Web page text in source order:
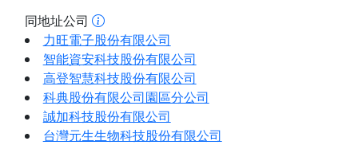
同地址公司
力旺電子股份有限公司
智能資安科技股份有限公司
高登智慧科技股份有限公司
科典股份有限公司園區分公司
誠加科技股份有限公司
台灣元生生物科技股份有限公司